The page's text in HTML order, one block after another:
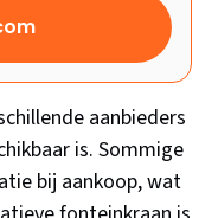
aanbieders
is. Sommige
bij aankoop, wat